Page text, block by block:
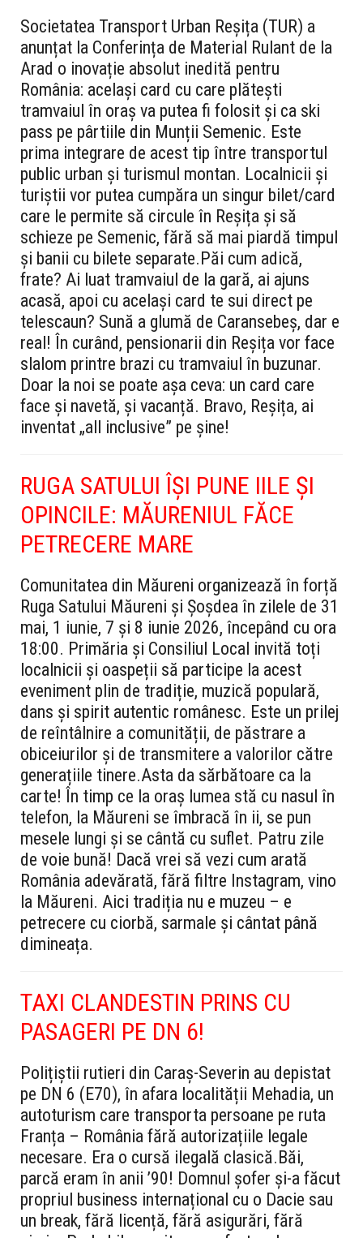
Societatea Transport Urban Reșița (TUR) a
anunțat la Conferința de Material Rulant de la
Arad o inovație absolut inedită pentru
România: același card cu care plătești
tramvaiul în oraș va putea fi folosit și ca ski
pass pe pârtiile din Munții Semenic. Este
prima integrare de acest tip între transportul
public urban și turismul montan. Localnicii și
turiștii vor putea cumpăra un singur bilet/card
care le permite să circule în Reșița și să
schieze pe Semenic, fără să mai piardă timpul
și banii cu bilete separate.Păi cum adică,
frate? Ai luat tramvaiul de la gară, ai ajuns
acasă, apoi cu același card te sui direct pe
telescaun? Sună a glumă de Caransebeș, dar e
real! În curând, pensionarii din Reșița vor face
slalom printre brazi cu tramvaiul în buzunar.
Doar la noi se poate așa ceva: un card care
face și navetă, și vacanță. Bravo, Reșița, ai
inventat „all inclusive” pe șine!
RUGA SATULUI ÎȘI PUNE IILE ȘI
OPINCILE: MĂURENIUL FĂCE
PETRECERE MARE
Comunitatea din Măureni organizează în forță
Ruga Satului Măureni și Șoșdea în zilele de 31
mai, 1 iunie, 7 și 8 iunie 2026, începând cu ora
18:00. Primăria și Consiliul Local invită toți
localnicii și oaspeții să participe la acest
eveniment plin de tradiție, muzică populară,
dans și spirit autentic românesc. Este un prilej
de reîntâlnire a comunității, de păstrare a
obiceiurilor și de transmitere a valorilor către
generațiile tinere.Asta da sărbătoare ca la
carte! În timp ce la oraș lumea stă cu nasul în
telefon, la Măureni se îmbracă în ii, se pun
mesele lungi și se cântă cu suflet. Patru zile
de voie bună! Dacă vrei să vezi cum arată
România adevărată, fără filtre Instagram, vino
la Măureni. Aici tradiția nu e muzeu – e
petrecere cu ciorbă, sarmale și cântat până
dimineața.
TAXI CLANDESTIN PRINS CU
PASAGERI PE DN 6!
Polițiștii rutieri din Caraș-Severin au depistat
pe DN 6 (E70), în afara localității Mehadia, un
autoturism care transporta persoane pe ruta
Franța – România fără autorizațiile legale
necesare. Era o cursă ilegală clasică.Băi,
parcă eram în anii ’90! Domnul șofer și-a făcut
propriul business internațional cu o Dacie sau
un break, fără licență, fără asigurări, fără